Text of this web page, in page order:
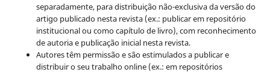
separadamente, para distribuição não-exclusiva da versão do
artigo publicado nesta revista (ex.: publicar em repositório
institucional ou como capítulo de livro), com reconhecimento
de autoria e publicação inicial nesta revista.
Autores têm permissão e são estimulados a publicar e
distribuir o seu trabalho online (ex.: em repositórios